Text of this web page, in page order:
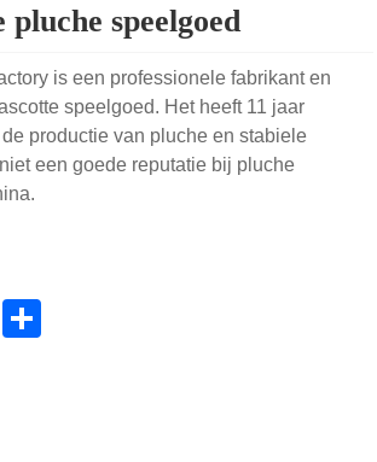
speelgoed
is een professionele fabrikant en
speelgoed. Het heeft 11 jaar
productie van pluche en stabiele
een goede reputatie bij pluche
Share